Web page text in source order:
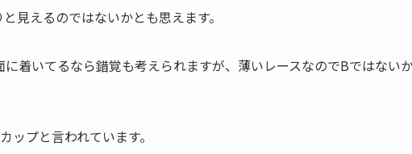
見えるのではないかとも思えます。
着いてるなら錯覚も考えられますが、薄いレースなのでBではない
プと言われています。